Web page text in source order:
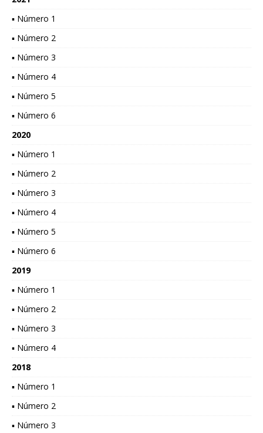
▪ Número 1
▪ Número 2
▪ Número 3
▪ Número 4
▪ Número 5
▪ Número 6
2020
▪ Número 1
▪ Número 2
▪ Número 3
▪ Número 4
▪ Número 5
▪ Número 6
2019
▪ Número 1
▪ Número 2
▪ Número 3
▪ Número 4
2018
▪ Número 1
▪ Número 2
▪ Número 3